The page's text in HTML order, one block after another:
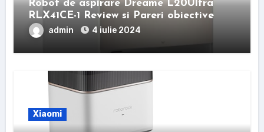
Robot de aspirare Dreame L20Ultra
RLX41CE-1 Review si Pareri obiective
admin 4 iulie 2024
Xiaomi